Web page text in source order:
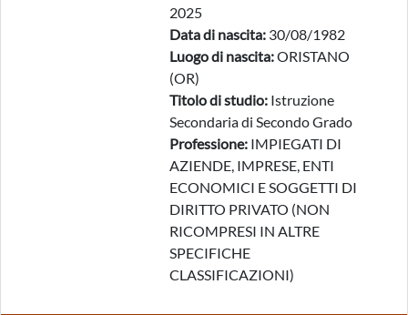
2025
Data di nascita: 30/08/1982
Luogo di nascita:ORISTANO
(OR)
Titolo di studio: Istruzione
Secondaria di Secondo Grado
Professione: IMPIEGATI DI
AZIENDE, IMPRESE, ENTI
ECONOMICI E SOGGETTI DI
DIRITTO PRIVATO (NON
RICOMPRESI IN ALTRE
SPECIFICHE
CLASSIFICAZIONI)